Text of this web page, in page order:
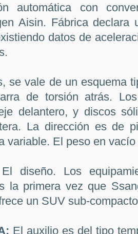
automática con
Aisin. Fábrica declara
datos de
se vale de un esquema
de torsión atrás.
delantero, y discos
La dirección es de
variable. El peso en
El diseño. Los
la primera vez que
un SUV sub-
El auxilio es del tipo